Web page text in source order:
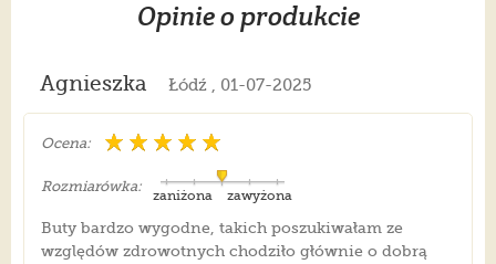
Opinie o produkcie
Agnieszka Łódź , 01-07-2025
Ocena:
Rozmiarówka:
zawyżona
zaniżona
Buty bardzo wygodne, takich poszukiwałam ze
względów zdrowotnych chodziło głównie o dobrą